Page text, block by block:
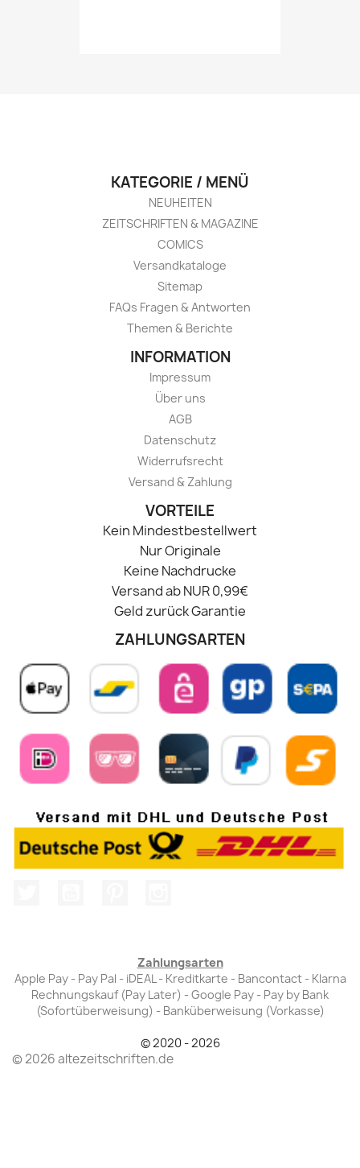
KATEGORIE / MENÜ
NEUHEITEN
ZEITSCHRIFTEN & MAGAZINE
COMICS
Versandkataloge
Sitemap
FAQs Fragen & Antworten
Themen & Berichte
INFORMATION
Impressum
Über uns
AGB
Datenschutz
Widerrufsrecht
Versand & Zahlung
VORTEILE
Kein Mindestbestellwert
Nur Originale
Keine Nachdrucke
Versand ab NUR 0,99€
Geld zurück Garantie
ZAHLUNGSARTEN
Zahlungsarten
Apple Pay - Pay Pal - iDEAL - Kreditkarte - Bancontact - Klarna
Rechnungskauf (Pay Later) - Google Pay - Pay by Bank
(Sofortüberweisung) - Banküberweisung (Vorkasse)
© 2020 - 2026
© 2026 altezeitschriften.de